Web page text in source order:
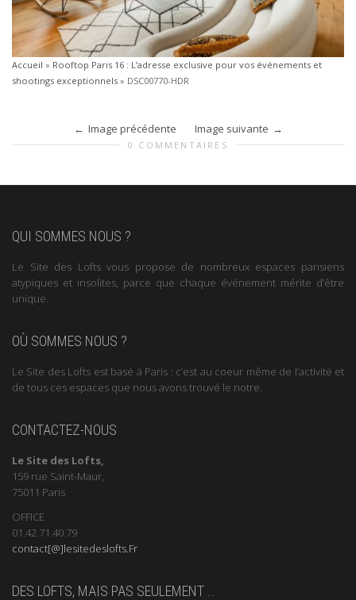
Accueil » Rooftop Paris 16 : L’adresse exclusive pour vos événements et
shootings exceptionnels » DSC00770-HDR
Image précédente Image suivante
0 COMMENTAIRES
QUI SOMMES NOUS ?
Le Site des Lofts vous propose de nombreux espaces parisiens
atypiques et insolites, parce que chaque événement mérite d’être
unique.
OÙ SOMMES NOUS ?
Le Site des Lofts est basé à Paris : c’est au coeur même de l’activité et
de tous ces espaces que nous avons trouvé le notre.
CONTACTEZ-NOUS
Le Site des Lofts,
159 rue Saint-Maur,
75011 Paris
OFFICE
01.42.71.40.79
contact[@]lesitedeslofts.Fr
DES LOFTS, MAIS PAS SEULEMENT …